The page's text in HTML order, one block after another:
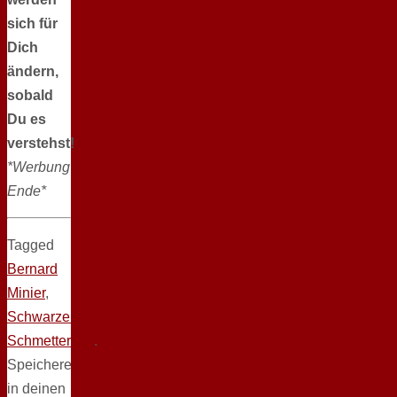
sich für
Dich
ändern,
sobald
Du es
verstehst!
*Werbung
Ende*
Tagged
Bernard
Minier,
Schwarzer
Schmetterling .
Speichere
in deinen